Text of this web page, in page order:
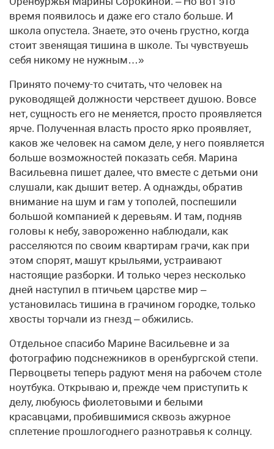
время появилось и даже его стало больше. И
школа опустела. Знаете, это очень грустно, когда
стоит звенящая тишина в школе. Ты чувствуешь
себя никому не нужным…»
Принято почему-то считать, что человек на
руководящей должности черствеет душою. Вовсе
нет, сущность его не меняется, просто проявляется
ярче. Полученная власть просто ярко проявляет,
каков же человек на самом деле, у него появляется
больше возможностей показать себя. Марина
Васильевна пишет далее, что вместе с детьми они
слушали, как дышит ветер. А однажды, обратив
внимание на шум и гам у тополей, поспешили
большой компанией к деревьям. И там, подняв
головы к небу, завороженно наблюдали, как
расселяются по своим квартирам грачи, как при
этом спорят, машут крыльями, устраивают
настоящие разборки. И только через несколько
дней наступил в птичьем царстве мир –
установилась тишина в грачином городке, только
хвосты торчали из гнезд – обжились.
Отдельное спасибо Марине Васильевне и за
фотографию подснежников в оренбургской степи.
Первоцветы теперь радуют меня на рабочем столе
ноутбука. Открываю и, прежде чем приступить к
делу, любуюсь фиолетовыми и белыми
красавцами, пробившимися сквозь ажурное
сплетение прошлогоднего разнотравья к солнцу.